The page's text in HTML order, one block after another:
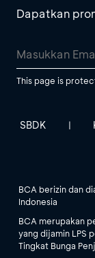
Dapatkan
This page is
SBDK |
BCA berizin dan
Indonesia
BCA merupakan
yang dijamin LPS
Tingkat Bunga